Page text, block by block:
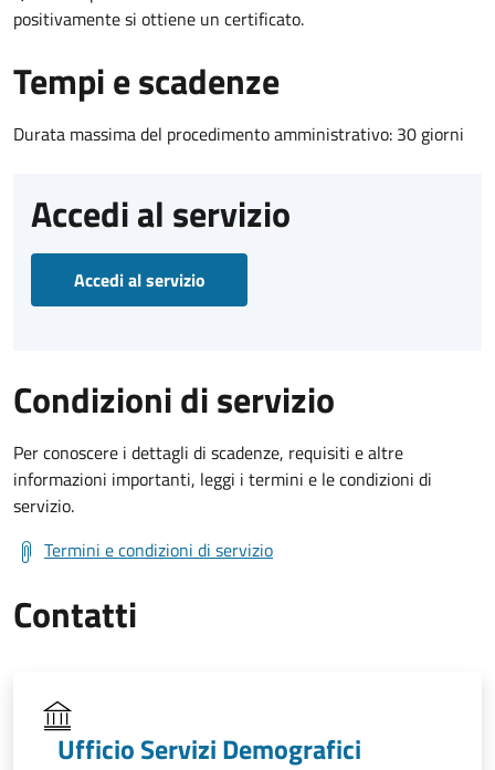
positivamente si ottiene un certificato.
Tempi e scadenze
Durata massima del procedimento amministrativo: 30 giorni
Accedi al servizio
Accedi al servizio
Condizioni di servizio
Per conoscere i dettagli di scadenze, requisiti e altre
informazioni importanti, leggi i termini e le condizioni di
servizio.
Termini e condizioni di servizio
Contatti
Ufficio Servizi Demografici